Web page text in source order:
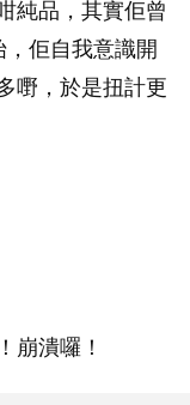
純品，其實佢曾
佢自我意識開
嘢，於是扭計更
崩潰囉！